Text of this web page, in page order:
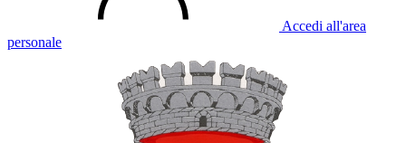
Accedi all'area
personale